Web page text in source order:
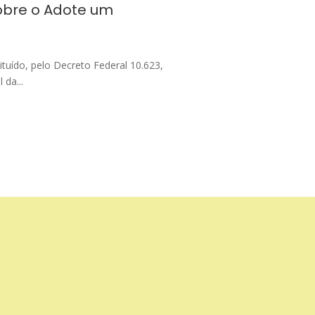
o Adote um
pelo Decreto Federal 10.623,
da...